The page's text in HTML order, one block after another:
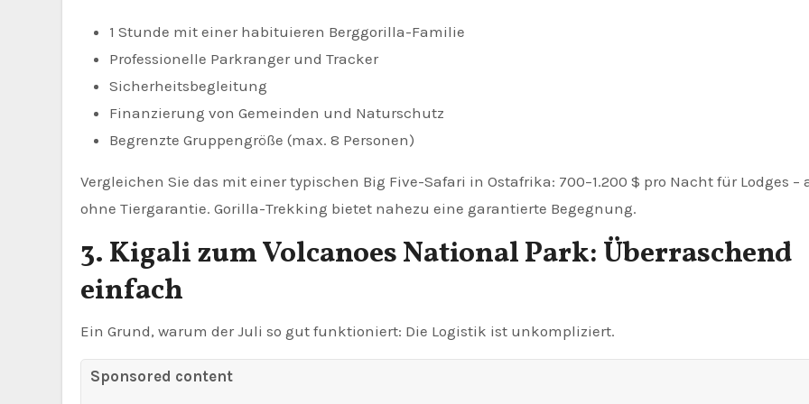
1 Stunde mit einer habituieren Berggorilla-Familie
Professionelle Parkranger und Tracker
Sicherheitsbegleitung
Finanzierung von Gemeinden und Naturschutz
Begrenzte Gruppengröße (max. 8 Personen)
Vergleichen Sie das mit einer typischen Big Five-Safari in Ostafrika: 700–1.200 $ pro Nacht für Lodges –
ohne Tiergarantie. Gorilla-Trekking bietet nahezu eine garantierte Begegnung.
3. Kigali zum Volcanoes National Park: Überraschend
einfach
Ein Grund, warum der Juli so gut funktioniert: Die Logistik ist unkompliziert.
Sponsored content